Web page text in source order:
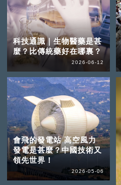
科技通識｜生物醫藥是甚
麼？比傳統藥好在哪裏？
2026-06-12
會飛的發電站 高空風力
發電是甚麼？中國技術又
領先世界！
2026-05-06